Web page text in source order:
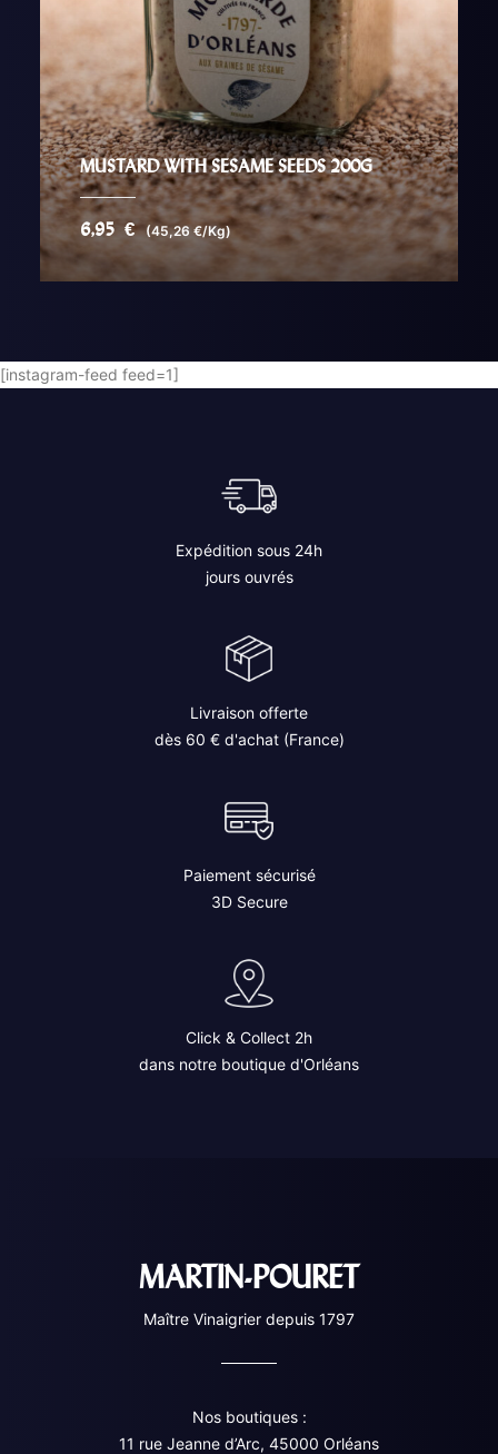
MUSTARD WITH SESAME SEEDS 200G
6,95€ (45,26 €/Kg)
[instagram-feed feed=1]
Expédition sous 24h
jours ouvrés
Livraison offerte
dès 60 € d'achat (France)
Paiement sécurisé
3D Secure
Click & Collect 2h
dans notre boutique d'Orléans
MARTIN-POURET
Maître Vinaigrier depuis 1797
Nos boutiques :
11 rue Jeanne d’Arc, 45000 Orléans